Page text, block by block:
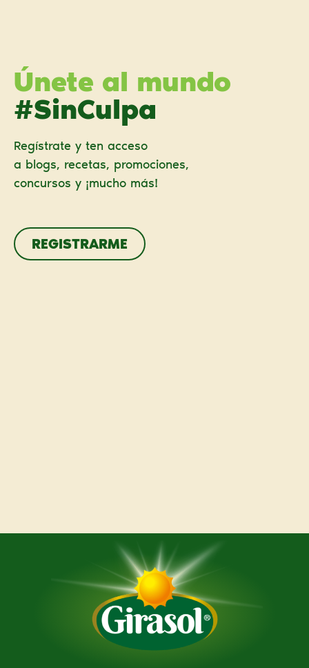
Únete al mundo
#SinCulpa
Regístrate y ten acceso
a blogs, recetas, promociones,
concursos y ¡mucho más!
REGISTRARME